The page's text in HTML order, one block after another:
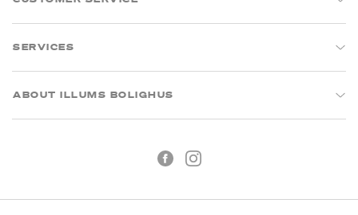
SERVICES
ABOUT ILLUMS BOLIGHUS